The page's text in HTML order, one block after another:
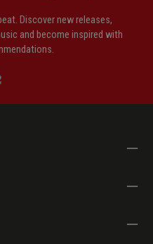
Discover new releases,
and become inspired with